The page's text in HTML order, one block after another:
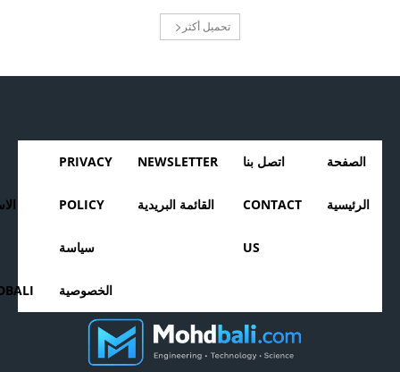
تحميل أكثر
الصفحة
الرئيسية
اتصل بنا
CONTACT
US
NEWSLETTER
القائمة البريدية
PRIVACY
POLICY
سياسة
الخصوصية